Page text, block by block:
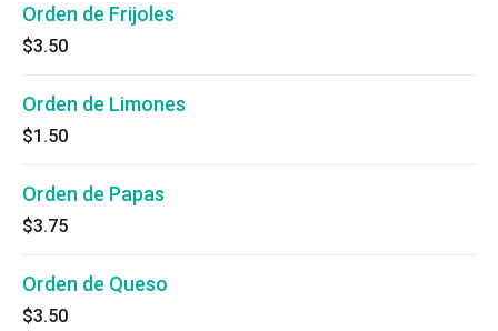
Orden de Frijoles
$3.50
Orden de Limones
$1.50
Orden de Papas
$3.75
Orden de Queso
$3.50